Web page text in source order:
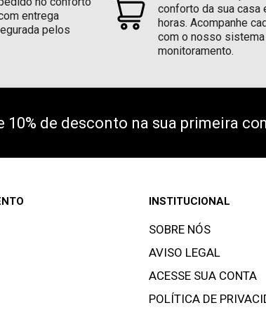
entrega
pelos
conforto da sua casa
horas. Acompanhe
com o nosso
monitoramento.
10% de desconto na sua primeira
INSTITUCIONAL
SOBRE NÓS
AVISO LEGAL
ACESSE SUA CONTA
POLÍTICA DE